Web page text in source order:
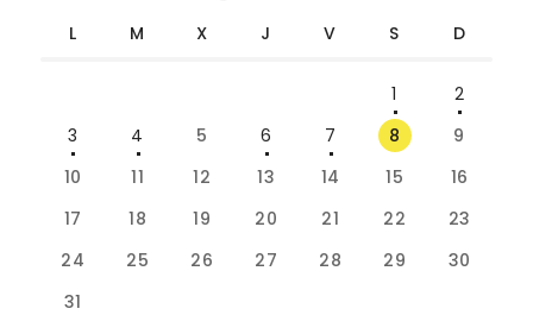
L M X J V S D
1
2
3
4 5 6 7 8
9
10
11 12 13 14 15
16
17
18 19 20 21 22
23
24
25 26 27 28 29
30
31